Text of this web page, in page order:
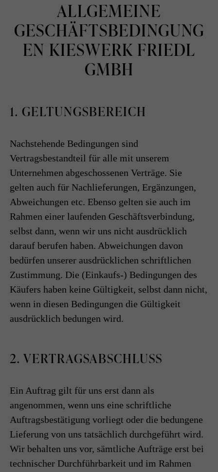
ALLGEMEINE
GESCHÄFTSBEDINGUNG
EN KIESWERK FRIEDL
GMBH
1. GELTUNGSBEREICH
Nachstehende Bedingungen sind
Vertragsbestandteil für alle mit unserem
Unternehmen abgeschossenen Verträge. Sie
gelten auch für Nachlieferungen, Ergänzungen,
Abweichungen etc. Ebenso gelten sie auch im
Rahmen einer laufenden Geschäftsverbindung,
selbst dann, wenn wir uns nicht ausdrücklich
darauf berufen haben. Abweichungen davon
bedürfen unserer ausdrücklichen schriftlichen
Zustimmung. Die (Einkaufs-) Bedingungen des
Käufers haben keine Gültigkeit, selbst dann nicht,
wenn in diesen Bedingungen die Gültigkeit
ausdrücklich bedungen wird.
2. VERTRAGSABSCHLUSS
Ein Auftrag gilt für uns erst dann als
angenommen, wenn uns eine schriftliche
Auftragsbestätigung vorliegt oder die bedungene
Lieferung von uns tatsächlich durchgeführt wird.
Wir behalten uns vor, sämtliche Aufträge erst bei
technischer Durchführbarkeit und im Rahmen